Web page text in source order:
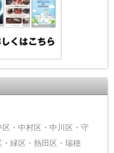
・中村区・中川区・守
緑区・熱田区・瑞穂